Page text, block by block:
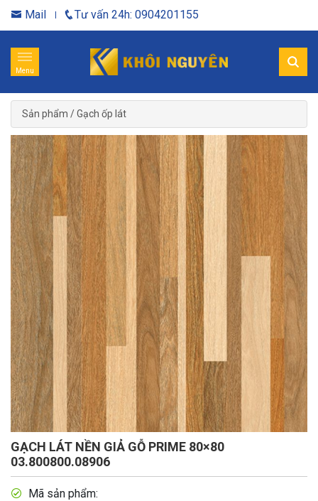
Mail Tư vấn 24h: 0904201155
Menu
Sản phẩm /Gạch ốp lát
GẠCH LÁT NỀN GIẢ GỖ PRIME 80×80
03.800800.08906
Mã sản phẩm: